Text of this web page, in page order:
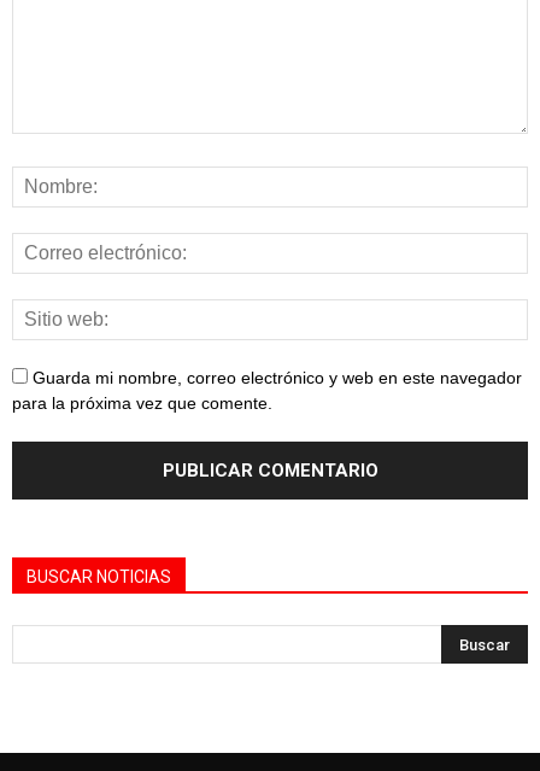
Guarda mi nombre, correo electrónico y web en este navegador
para la próxima vez que comente.
BUSCAR NOTICIAS